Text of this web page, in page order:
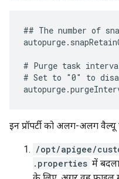
## The number of
# Purge task
# Set to "0" to
इन प्रॉपर्टी को अलग-अलग
/opt/apigee/
.properties में